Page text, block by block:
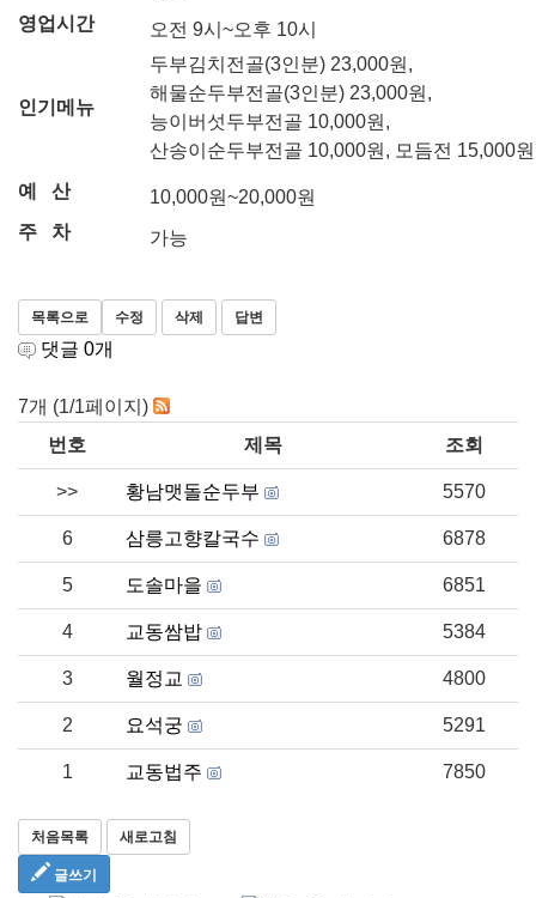
영업시간
오전 9시~오후 10시
인기메뉴
두부김치전골(3인분) 23,000원,
해물순두부전골(3인분) 23,000원,
능이버섯두부전골 10,000원,
산송이순두부전골 10,000원, 모듬전 15,000원
예 산
10,000원~20,000원
주 차
가능
목록으로 수정 삭제 답변
댓글 0개
7개 (1/1페이지)
번호
제목 조회
>> 황남맷돌순두부 5570
6 삼릉고향칼국수 6878
5 도솔마을 6851
4 교동쌈밥 5384
3 월정교 4800
2 요석궁 5291
1 교동법주 7850
처음목록 새로고침
글쓰기